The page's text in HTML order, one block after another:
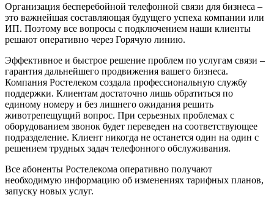
Организация бесперебойной телефонной связи для бизнеса –
это важнейшая составляющая будущего успеха компании или
ИП. Поэтому все вопросы с подключением наши клиенты
решают оперативно через Горячую линию.
Эффективное и быстрое решение проблем по услугам связи –
гарантия дальнейшего продвижения вашего бизнеса.
Компания Ростелеком создала профессиональную службу
поддержки. Клиентам достаточно лишь обратиться по
единому номеру и без лишнего ожидания решить
животрепещущий вопрос. При серьезных проблемах с
оборудованием звонок будет переведен на соответствующее
подразделение. Клиент никогда не останется один на один с
решением трудных задач телефонного обслуживания.
Все абоненты Ростелекома оперативно получают
необходимую информацию об изменениях тарифных планов,
запуску новых услуг.